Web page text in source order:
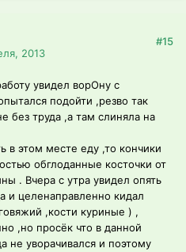
2013
#15
увидел ворОну с
подойти ,резво так
без труда ,а там слиняла на
в этом месте еду ,то кончики
обглоданные косточки от
. Вчера с утра увидел опять
и целенаправленно кидал
,кости куриные ) ,
,но просёк что в данной
не уворачивался и поэтому